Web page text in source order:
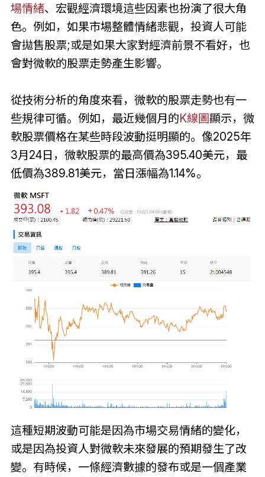
場情緒、宏觀經濟環境這些因素也扮演了很大角
色。例如，如果市場整體情緒悲觀，投資人可能
會拋售股票;或是如果大家對經濟前景不看好，也
會對微軟的股票走勢產生影響。
從技術分析的角度來看，微軟的股票走勢也有一
些規律可循。例如，最近幾個月的K線圖顯示，微
軟股票價格在某些時段波動挺明顯的。像2025年
3月24日，微軟股票的最高價為395.40美元，最
低價為389.81美元，當日漲幅為1.14%。
這種短期波動可能是因為市場交易情緒的變化，
或是因為投資人對微軟未來發展的預期發生了改
變。有時候，一條經濟數據的發布或是一個產業